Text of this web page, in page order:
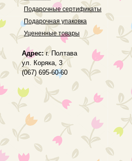
Подарочные сертификаты
Подарочная упаковка
Уцененные товары
Адрес: г. Полтава
ул. Коряка, 3
(067) 695-60-60